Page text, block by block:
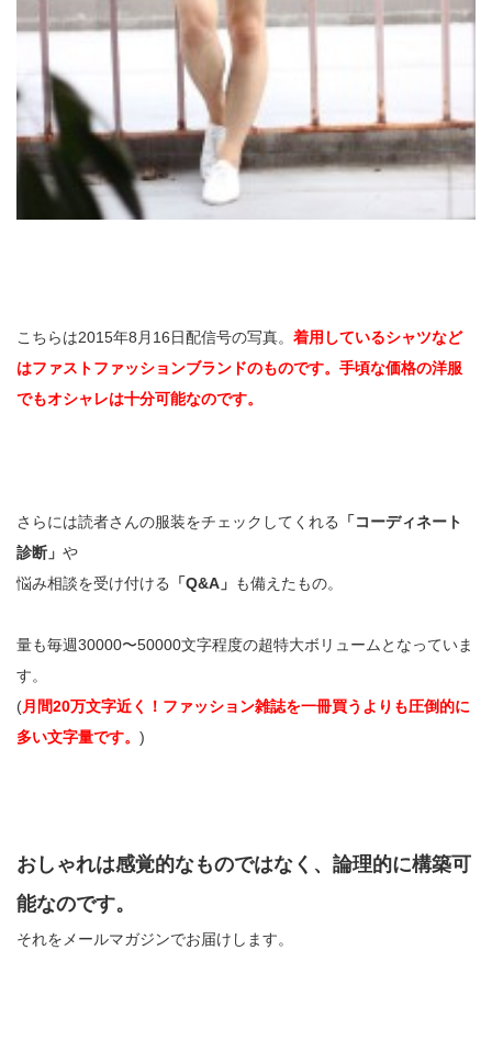
こちらは2015年8月16日配信号の写真。 着用しているシャツなど
はファストファッションブランドのものです。手頃な価格の洋服
でもオシャレは十分可能なのです。
さらには読者さんの服装をチェックしてくれる
「コーディネート
診断」 や
悩み相談を受け付ける
「Q&A」 も備えたもの。
量も毎週30000〜50000文字程度の超特大ボリュームとなっていま
す。
(月間20万文字近く！ファッション雑誌を一冊買うよりも圧倒的に
多い文字量です。 )
おしゃれは感覚的なものではなく、論理的に構築可
能なのです。
それをメールマガジンでお届けします。